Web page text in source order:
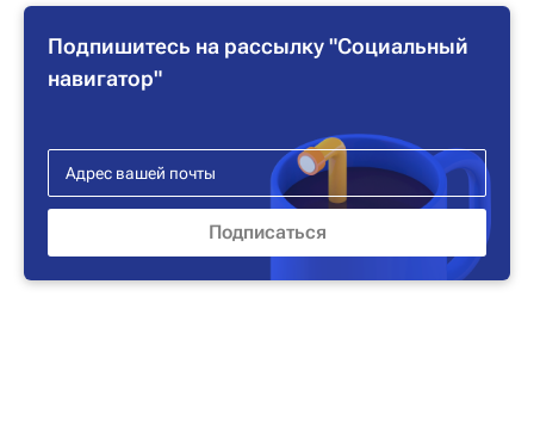
Подпишитесь на рассылку "Социальный
навигатор"